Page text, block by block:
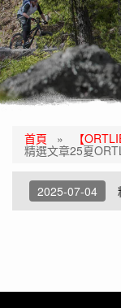
首頁 » 【
精選文章25夏
2025-07-04